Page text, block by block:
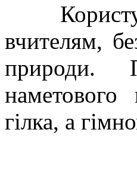
вчителям,
природи.
наметового
гілка, а